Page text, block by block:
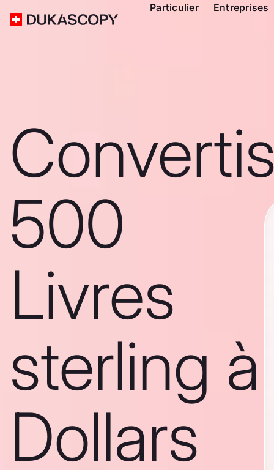
Particulier Entreprises
500
Livres
sterling à
Dollars